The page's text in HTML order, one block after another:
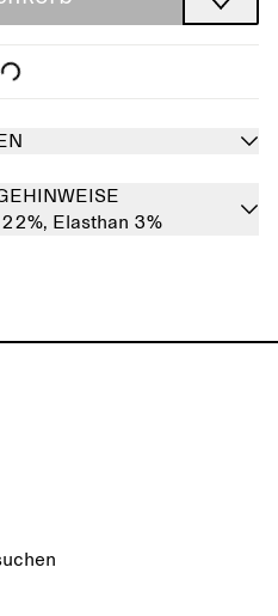
Elasthan 3%